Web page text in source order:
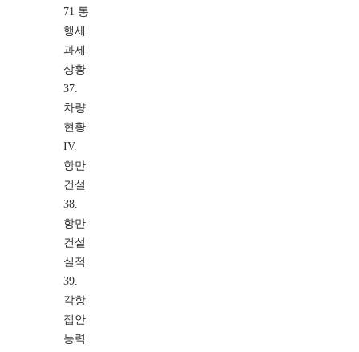
71 통
행세
과세
상황
37.
차량
현황
IV.
항만
건설
38.
항만
건설
실적
39.
각항
접안
능력